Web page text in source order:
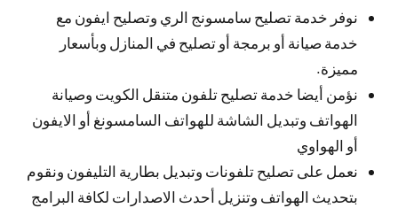
نوفر خدمة تصليح سامسونج الري وتصليح ايفون مع
خدمة صيانة أو برمجة أو تصليح في المنازل وبأسعار
مميزة.
نؤمن أيضا خدمة تصليح تلفون متنقل الكويت وصيانة
الهواتف وتبديل الشاشة للهواتف السامسونغ أو الايفون
أو الهواوي
نعمل على تصليح تلفونات وتبديل بطارية التليفون ونقوم
بتحديث الهواتف وتنزيل أحدث الاصدارات لكافة البرامج